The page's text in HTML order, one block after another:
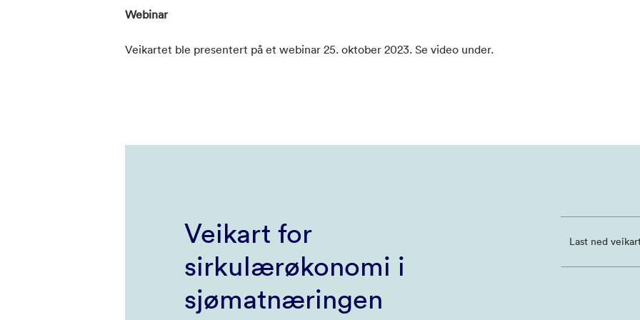
Webinar
Veikartet ble presentert på et webinar 25. oktober 2023. Se video under.
Veikart for
sirkulærøkonomi i
sjømatnæringen
Last ned